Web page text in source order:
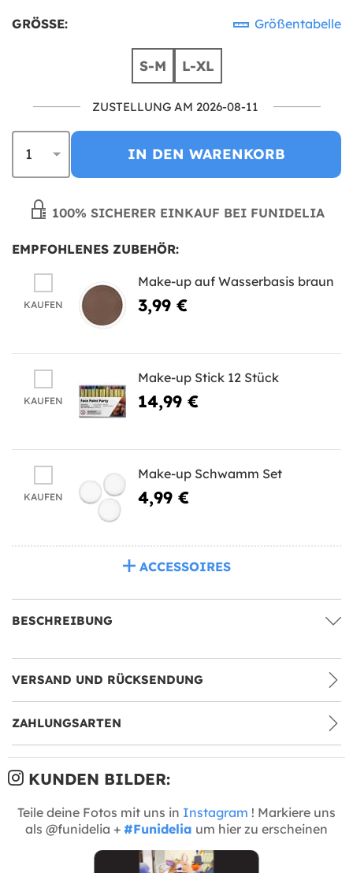
GRÖSSE: Größentabelle
S-M L-XL
ZUSTELLUNG AM 2026-08-11
IN DEN WARENKORB
100% SICHERER EINKAUF BEI FUNIDELIA
EMPFOHLENES ZUBEHÖR:
KAUFEN
Make-up auf Wasserbasis braun
3,99 €
KAUFEN
Make-up Stick 12 Stück
14,99 €
KAUFEN
Make-up Schwamm Set
4,99 €
ACCESSOIRES
BESCHREIBUNG
VERSAND UND RÜCKSENDUNG
ZAHLUNGSARTEN
KUNDEN BILDER:
Teile deine Fotos mit uns in Instagram ! Markiere uns
als @funidelia + #Funidelia um hier zu erscheinen